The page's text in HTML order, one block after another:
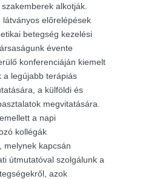
alkotják.
látványos előrelépések
betegség kezelési
évente
konferenciáján kiemelt
a legújabb terápiás
a külföldi és
megvitatására.
a napi
kollégák
melynek kapcsán
útmutatóval szolgálunk a
azok